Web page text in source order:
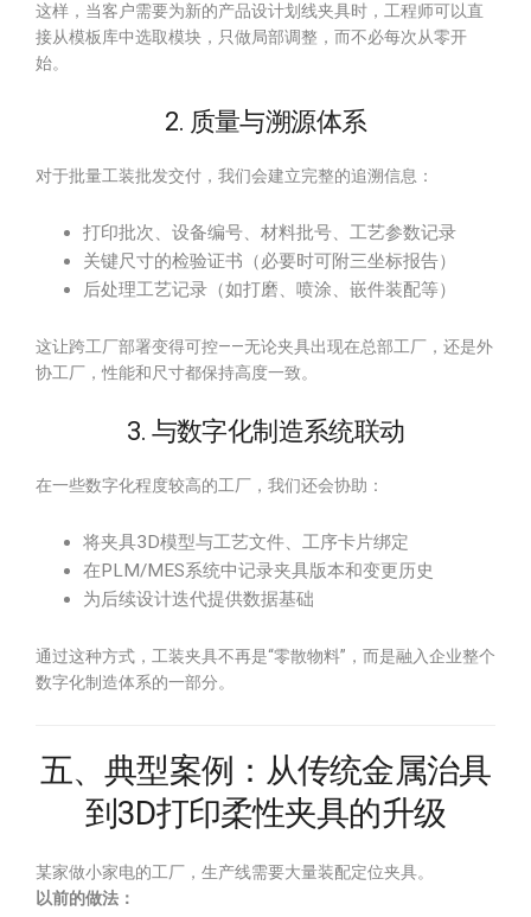
这样，当客户需要为新的产品设计划线夹具时，工程师可以直
接从模板库中选取模块，只做局部调整，而不必每次从零开
始。
2. 质量与溯源体系
对于批量工装批发交付，我们会建立完整的追溯信息：
打印批次、设备编号、材料批号、工艺参数记录
关键尺寸的检验证书（必要时可附三坐标报告）
后处理工艺记录（如打磨、喷涂、嵌件装配等）
这让跨工厂部署变得可控——无论夹具出现在总部工厂，还是外
协工厂，性能和尺寸都保持高度一致。
3. 与数字化制造系统联动
在一些数字化程度较高的工厂，我们还会协助：
将夹具3D模型与工艺文件、工序卡片绑定
在PLM/MES系统中记录夹具版本和变更历史
为后续设计迭代提供数据基础
通过这种方式，工装夹具不再是“零散物料”，而是融入企业整个
数字化制造体系的一部分。
五、典型案例：从传统金属治具
到3D打印柔性夹具的升级
某家做小家电的工厂，生产线需要大量装配定位夹具。
以前的做法：